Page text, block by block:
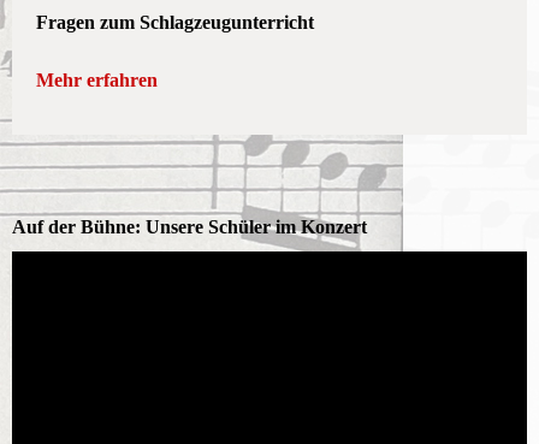
Fragen zum Schlagzeugunterricht
Mehr erfahren
Auf der Bühne: Unsere Schüler im Konzert